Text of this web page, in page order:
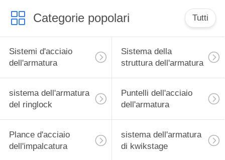
Categorie popolari Tutti
Sistemi d'acciaio
dell'armatura
Sistema della
struttura dell'armatura
sistema dell'armatura
del ringlock
Puntelli dell'acciaio
dell'armatura
Plance d'acciaio
dell'impalcatura
sistema dell'armatura
di kwikstage